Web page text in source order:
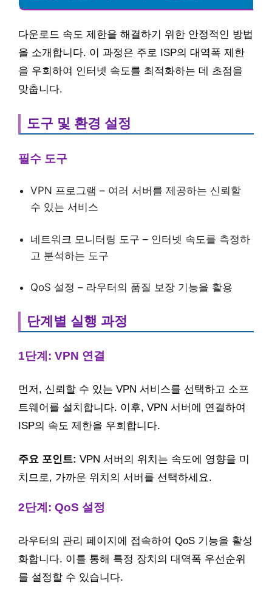
다운로드 속도 제한을 해결하기 위한 안정적인 방법
을 소개합니다. 이 과정은 주로 ISP의 대역폭 제한
을 우회하여 인터넷 속도를 최적화하는 데 초점을
맞춥니다.
도구 및 환경 설정
필수 도구
VPN 프로그램 – 여러 서버를 제공하는 신뢰할
수 있는 서비스
네트워크 모니터링 도구 – 인터넷 속도를 측정하
고 분석하는 도구
QoS 설정 – 라우터의 품질 보장 기능을 활용
단계별 실행 과정
1단계: VPN 연결
먼저, 신뢰할 수 있는 VPN 서비스를 선택하고 소프
트웨어를 설치합니다. 이후, VPN 서버에 연결하여
ISP의 속도 제한을 우회합니다.
주요 포인트: VPN 서버의 위치는 속도에 영향을 미
치므로, 가까운 위치의 서버를 선택하세요.
2단계: QoS 설정
라우터의 관리 페이지에 접속하여 QoS 기능을 활성
화합니다. 이를 통해 특정 장치의 대역폭 우선순위
를 설정할 수 있습니다.